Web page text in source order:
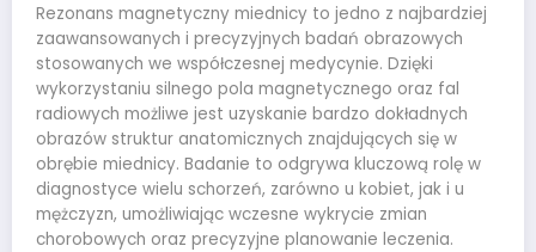
Rezonans magnetyczny miednicy to jedno z najbardziej
zaawansowanych i precyzyjnych badań obrazowych
stosowanych we współczesnej medycynie. Dzięki
wykorzystaniu silnego pola magnetycznego oraz fal
radiowych możliwe jest uzyskanie bardzo dokładnych
obrazów struktur anatomicznych znajdujących się w
obrębie miednicy. Badanie to odgrywa kluczową rolę w
diagnostyce wielu schorzeń, zarówno u kobiet, jak i u
mężczyzn, umożliwiając wczesne wykrycie zmian
chorobowych oraz precyzyjne planowanie leczenia.